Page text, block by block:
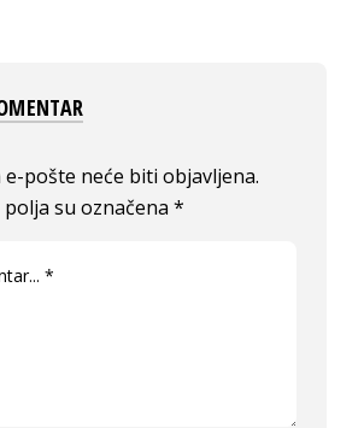
e-pošte neće biti objavljena.
su označena*